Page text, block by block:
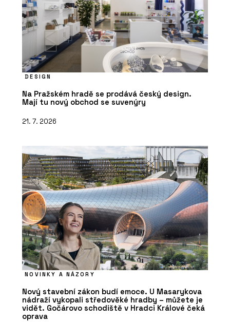
DESIGN
Na Pražském hradě se prodává český design.
Mají tu nový obchod se suvenýry
21. 7. 2026
NOVINKY A NÁZORY
Nový stavební zákon budí emoce. U Masarykova
nádraží vykopali středověké hradby – můžete je
vidět. Gočárovo schodiště v Hradci Králové čeká
oprava